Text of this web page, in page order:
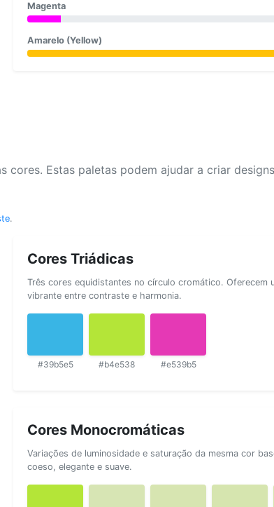
Magenta
Amarelo (Yellow)
cores. Estas paletas podem ajudar a criar
.
Cores Triádicas
Três cores equidistantes no círculo cromático. Oferecem
vibrante entre contraste e harmonia.
#39b5e5 #b4e538 #e539b5
Cores Monocromáticas
Variações de luminosidade e saturação da mesma cor
coeso, elegante e suave.